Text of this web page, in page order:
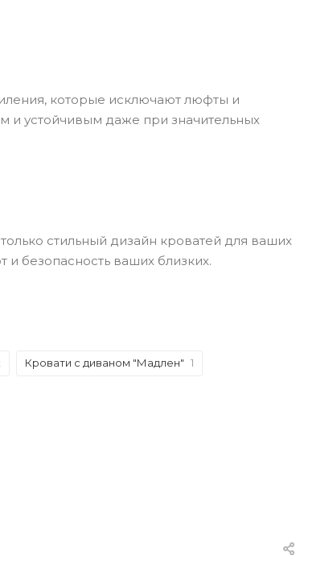
которые исключают люфты и
и устойчивым даже при значительных
стильный дизайн кроватей для ваших
безопасность ваших близких.
Кровати с диваном "Мадлен" 1